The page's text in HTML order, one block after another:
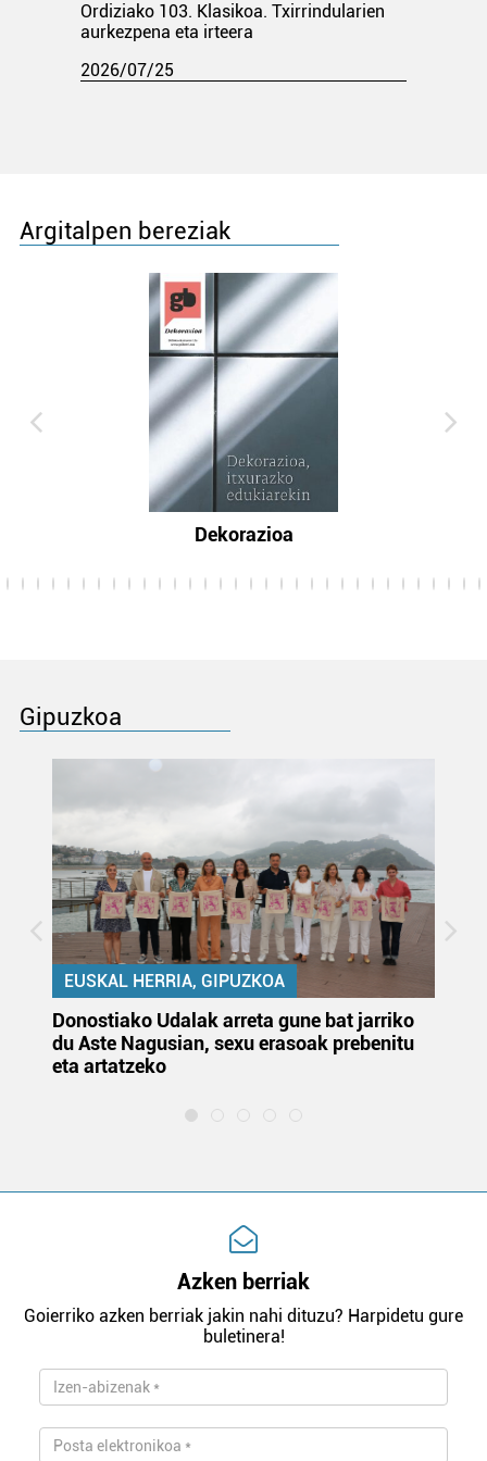
Ordiziako 103. Klasikoa. Txirrindularien
aurkezpena eta irteera
2026/07/25
Argitalpen bereziak
Dekorazioa
Gipuzkoa
EUSKAL HERRIA, GIPUZKOA
Donostiako Udalak arreta gune bat jarriko
du Aste Nagusian, sexu erasoak prebenitu
eta artatzeko
Azken berriak
Goierriko azken berriak jakin nahi dituzu? Harpidetu gure
buletinera!